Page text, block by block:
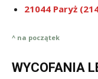
21044 Paryż
^ na początek
WYCOFANIA